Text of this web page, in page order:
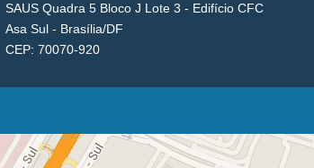
SAUS Quadra 5 Bloco J Lote 3 - Edifício CFC
Asa Sul - Brasília/DF
CEP: 70070-920
VICE-PRESIDÊNCIAS
Administrativa